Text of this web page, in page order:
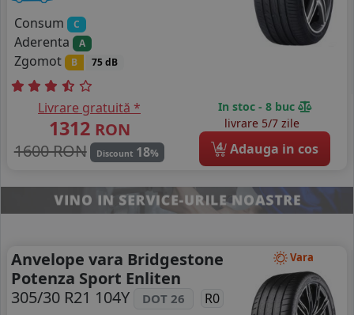
Consum
C
Aderenta A
Zgomot B 75 dB
Livrare gratuită *
1312 RON
1600 RON
Discount 18%
In stoc - 8 buc
livrare 5/7 zile
4 Adauga in cos
Vara
Anvelope vara Bridgestone
Potenza Sport Enliten
305/30 R21 104Y
DOT 26
R0